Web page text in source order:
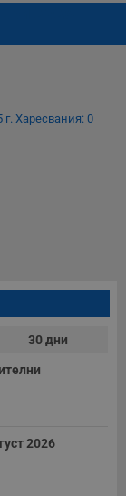
г. Харесвания: 0
30 дни
2026